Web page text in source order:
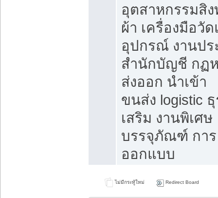
อุตสาหกรรมสิ
ผ้า เครื่องมือวั
อุปกรณ์ งานปร
สำนักบัญชี กฏ
ส่งออก นำเข้า
ขนส่ง logistic
เสริม งานพิเศษ
บรรจุภัณฑ์ การ
ออกแบบ
ไม่มีกระทู้ใหม่ Redirect Board